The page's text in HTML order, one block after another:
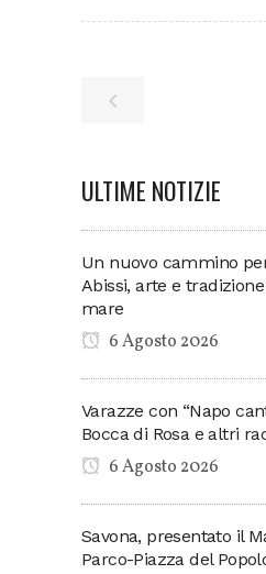
ULTIME NOTIZIE
Un nuovo cammino
Abissi, arte e
mare
6 Agosto 2026
Varazze con “Napo
Bocca di Rosa e altri
6 Agosto 2026
Savona, presentato il
Parco-Piazza del